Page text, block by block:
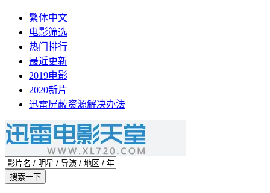
繁体中文
电影筛选
热门排行
最近更新
2019电影
2020新片
迅雷屏蔽资源解决办法